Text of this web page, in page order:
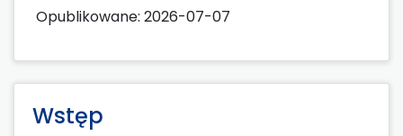
Opublikowane: 2026-07-07
Wstęp